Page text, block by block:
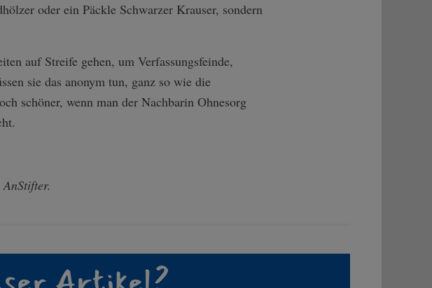
oder ein Päckle Schwarzer Krauser, sondern
auf Streife gehen, um Verfassungsfeinde,
sie das anonym tun, ganz so wie die
schöner, wenn man der Nachbarin Ohnesorg